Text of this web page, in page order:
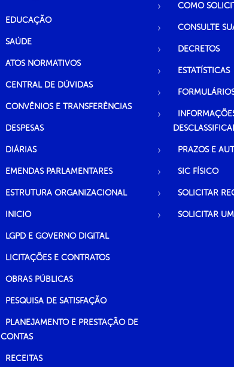
EDUCAÇÃO
SAÚDE
ATOS NORMATIVOS
CENTRAL DE DÚVIDAS
CONVÊNIOS E TRANSFERÊNCIAS
DESPESAS
DIÁRIAS
EMENDAS PARLAMENTARES
ESTRUTURA ORGANIZACIONAL
INICIO
LGPD E GOVERNO DIGITAL
LICITAÇÕES E CONTRATOS
OBRAS PÚBLICAS
PESQUISA DE SATISFAÇÃO
PLANEJAMENTO E PRESTAÇÃO DE
CONTAS
RECEITAS
COMO
CONSULTE
DECRETOS
ESTATÍSTICAS
PRAZOS E
SIC FÍSICO
SOLICITAR
SOLICITAR